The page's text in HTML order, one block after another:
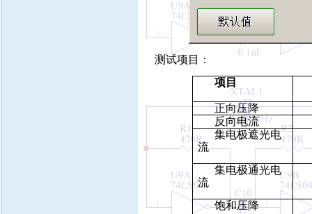
测试项目：
项目
正向压降
反向电流
集电极遮光电
流
集电极通光电
流
饱和压降